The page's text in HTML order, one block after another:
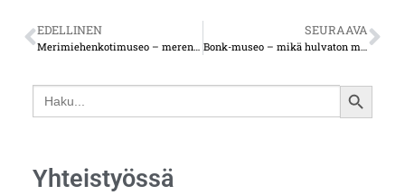
EDELLINEN
Merimiehenkotimuseo – merenkulku oli kaupunkilaisten tärkein elinkeino
SEURAAVA
Bonk-museo – mikä hulvaton mielikuvitus
Search
for:
SEARCH
Yhteistyössä